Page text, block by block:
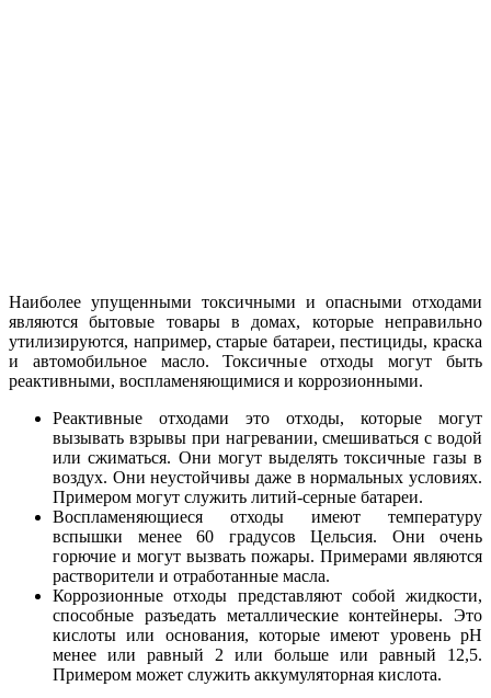
Наиболее упущенными токсичными и опасными отходами
являются бытовые товары в домах, которые неправильно
утилизируются, например, старые батареи, пестициды, краска
и автомобильное масло. Токсичные отходы могут быть
реактивными, воспламеняющимися и коррозионными.
Реактивные отходами это отходы, которые могут
вызывать взрывы при нагревании, смешиваться с водой
или сжиматься. Они могут выделять токсичные газы в
воздух. Они неустойчивы даже в нормальных условиях.
Примером могут служить литий-серные батареи.
Воспламеняющиеся отходы имеют температуру
вспышки менее 60 градусов Цельсия. Они очень
горючие и могут вызвать пожары. Примерами являются
растворители и отработанные масла.
Коррозионные отходы представляют собой жидкости,
способные разъедать металлические контейнеры. Это
кислоты или основания, которые имеют уровень рН
менее или равный 2 или больше или равный 12,5.
Примером может служить аккумуляторная кислота.